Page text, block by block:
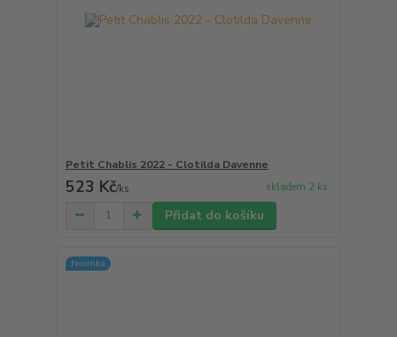
Petit Chablis 2022 - Clotilda Davenne
523 Kč/ks skladem 2 ks
Přidat do košíku
Novinka